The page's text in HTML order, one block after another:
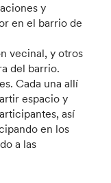
y
en el barrio de
vecinal, y otros
del barrio.
Cada una allí
espacio y
así
en los
a las